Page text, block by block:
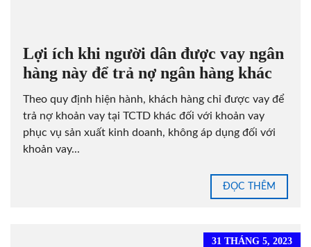
Lợi ích khi người dân được vay ngân
hàng này để trả nợ ngân hàng khác
Theo quy định hiện hành, khách hàng chỉ được vay để
trả nợ khoản vay tại TCTD khác đối với khoản vay
phục vụ sản xuất kinh doanh, không áp dụng đối với
khoản vay...
ĐỌC THÊM
31 THÁNG 5, 2023